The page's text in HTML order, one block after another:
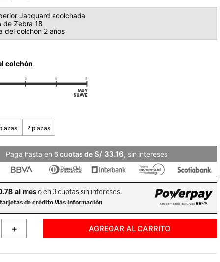
Jacquard acolchada
de Zebra 18
del colchón 2 años
colchón
Paga hasta en6 S/ 33.16, sin intereses
＋ AGREGAR AL CARRITO